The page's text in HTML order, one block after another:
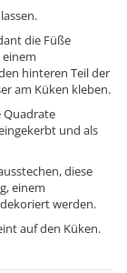
die Füße
hinteren Teil der
am Küken kleben.
Quadrate
und als
diese
einem
werden.
auf den Küken.